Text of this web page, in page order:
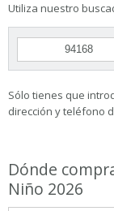
Utiliza nuestro
Sólo tienes que
dirección y teléfono
Dónde
Niño 2026